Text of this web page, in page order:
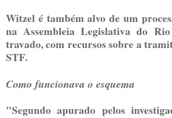
Witzel é também alvo de um
na Assembleia Legislativa do
travado, com recursos sobre a
STF.
Como funcionava o esquema
"Segundo apurado pelos